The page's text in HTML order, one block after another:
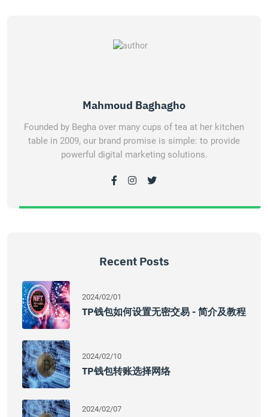
Mahmoud Baghagho
Founded by Begha over many cups of tea at her kitchen
table in 2009, our brand promise is simple: to provide
powerful digital marketing solutions.
Recent Posts
2024/02/01
TP钱包如何设置无密交易 - 简介及教程
2024/02/10
TP钱包转账选择网络
2024/02/07